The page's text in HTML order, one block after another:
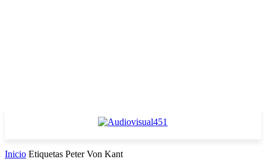
Inicio Etiquetas Peter Von Kant